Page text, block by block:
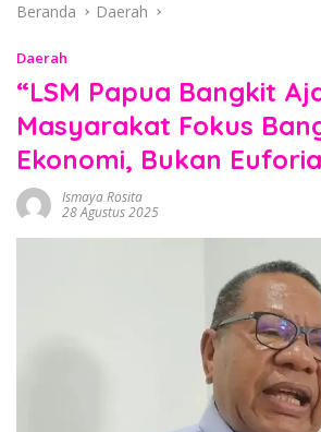
Beranda Daerah
Daerah
“LSM Papua Bangkit
Masyarakat Fokus
Ekonomi, Bukan
Ismaya Rosita
28 Agustus 2025